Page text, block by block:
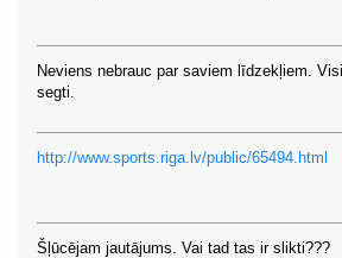
Neviens nebrauc par saviem līdzekļiem.
segti.
http://www.sports.riga.lv/public/65494.html
Šļūcējam jautājums. Vai tad tas ir slikti???